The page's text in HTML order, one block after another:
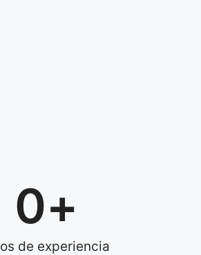
de experiencia
0+